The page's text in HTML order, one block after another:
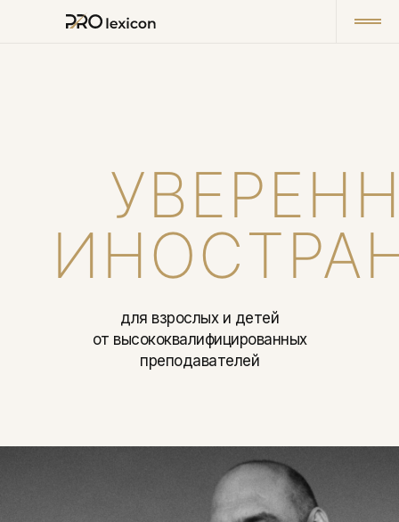
для взрослых и детей
от высококвалифицированных
преподавателей